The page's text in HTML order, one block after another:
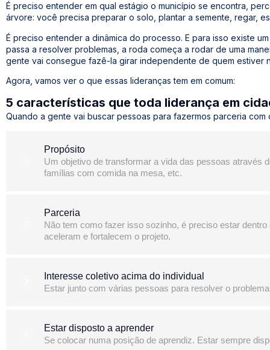
É preciso entender em qual estágio o município se encontra,
árvore: você precisa preparar o solo, plantar a semente, regar,
É preciso entender a dinâmica do processo. E para isso existe
passa a resolver problemas, a roda começa a rodar de uma
gente vai consegue fazê-la girar independente de quem estiver
Agora, vamos ver o que essas lideranças tem em comum:
5 características que toda liderança em
Quando a gente vai buscar pessoas para fazermos parceria
Propósito
Um objetivo de transformar a vida das pessoas através
famílias com comida na mesa, etc.
Parceria
Não tem como fazer isso sozinho, é preciso estar
aceleram e fortalecem o projeto.
Interesse coletivo acima do individual
Estar junto com várias pessoas para resolver o
Estar disposto a aprender
Se colocar numa posição de aprendiz. Estar sempre